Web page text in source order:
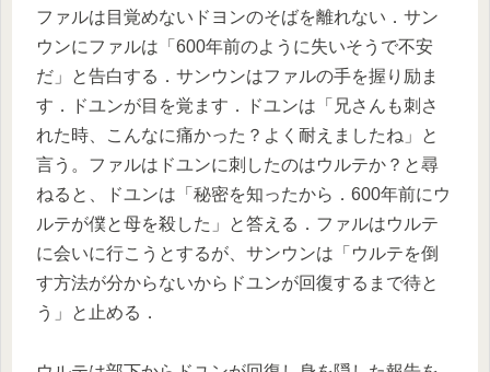
ファルは目覚めないドヨンのそばを離れない．サン
ウンにファルは「600年前のように失いそうで不安
だ」と告白する．サンウンはファルの手を握り励ま
す．ドユンが目を覚ます．ドユンは「兄さんも刺さ
れた時、こんなに痛かった？よく耐えましたね」と
言う。ファルはドユンに刺したのはウルテか？と尋
ねると、ドユンは「秘密を知ったから．600年前にウ
ルテが僕と母を殺した」と答える．ファルはウルテ
に会いに行こうとするが、サンウンは「ウルテを倒
す方法が分からないからドユンが回復するまで待と
う」と止める．